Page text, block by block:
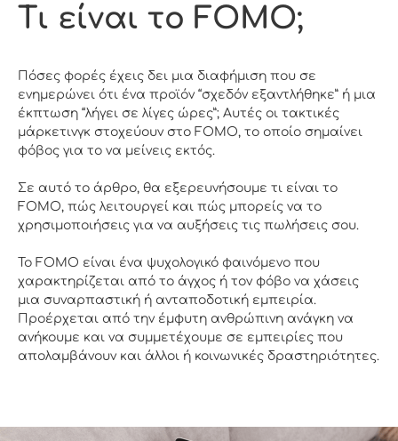
Τι είναι το FOMO;
Πόσες φορές έχεις δει μια διαφήμιση που σε
ενημερώνει ότι ένα προϊόν “σχεδόν εξαντλήθηκε” ή μια
έκπτωση “λήγει σε λίγες ώρες”; Αυτές οι τακτικές
μάρκετινγκ στοχεύουν στο FOMO, το οποίο σημαίνει
φόβος για το να μείνεις εκτός.
Σε αυτό το άρθρο, θα εξερευνήσουμε τι είναι το
FOMO, πώς λειτουργεί και πώς μπορείς να το
χρησιμοποιήσεις για να αυξήσεις τις πωλήσεις σου.
Το FOMO είναι ένα ψυχολογικό φαινόμενο που
χαρακτηρίζεται από το άγχος ή τον φόβο να χάσεις
μια συναρπαστική ή ανταποδοτική εμπειρία.
Προέρχεται από την έμφυτη ανθρώπινη ανάγκη να
ανήκουμε και να συμμετέχουμε σε εμπειρίες που
απολαμβάνουν και άλλοι ή κοινωνικές δραστηριότητες.